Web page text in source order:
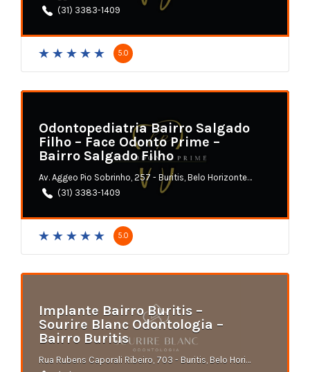
(31) 3383-1409
5.0
Odontopediatria Bairro Salgado
Filho – Face Odonto Prime –
Bairro Salgado Filho
Av. Aggeo Pio Sobrinho, 257 - Buritis, Belo Horizonte - MG
(31) 3383-1409
5.0
Implante Bairro Buritis –
Sourire Blanc Odontologia –
Bairro Buritis
Rua Rubens Caporali Ribeiro, 703 - Buritis, Belo Horizonte - MG